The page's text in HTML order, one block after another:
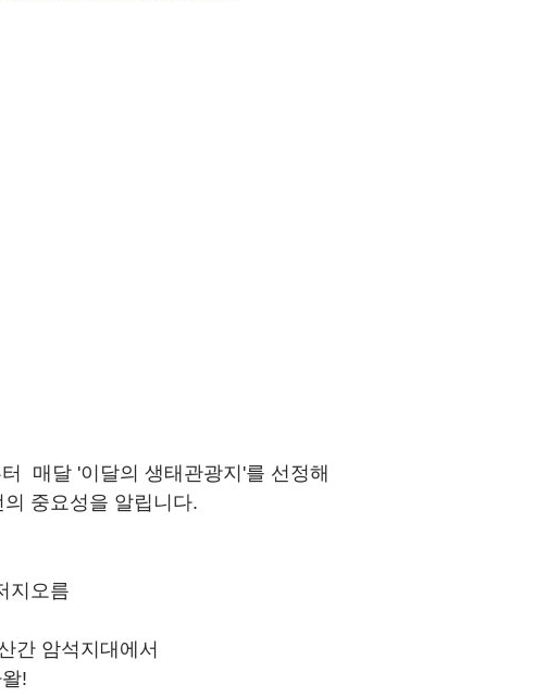
매달 '이달의 생태관광지'를 선정해
중요성을 알립니다.
지오름
간 암석지대에서
!